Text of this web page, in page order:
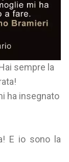
sempre la
ha insegnato
E io sono la